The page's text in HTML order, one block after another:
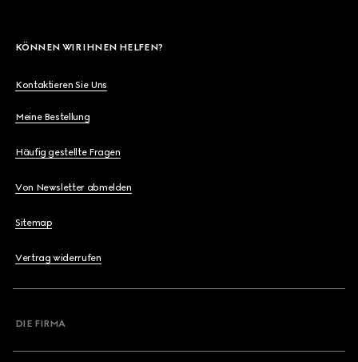
KÖNNEN WIR IHNEN HELFEN?
Kontaktieren Sie Uns
Meine Bestellung
Häufig gestellte Fragen
Von Newsletter abmelden
Sitemap
Vertrag widerrufen
DIE FIRMA